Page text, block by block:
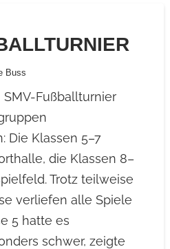
Buss
Fußballturnier
Die Klassen 5–7
die Klassen 8–
Trotz teilweise
verliefen alle Spiele
5 hatte es
schwer, zeigte